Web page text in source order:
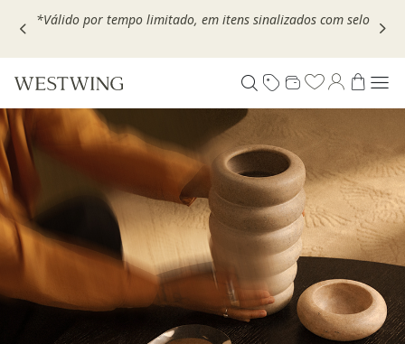
Escolha seu VOUCHER e ganhe até 30% OFF*: useMOVEL30,